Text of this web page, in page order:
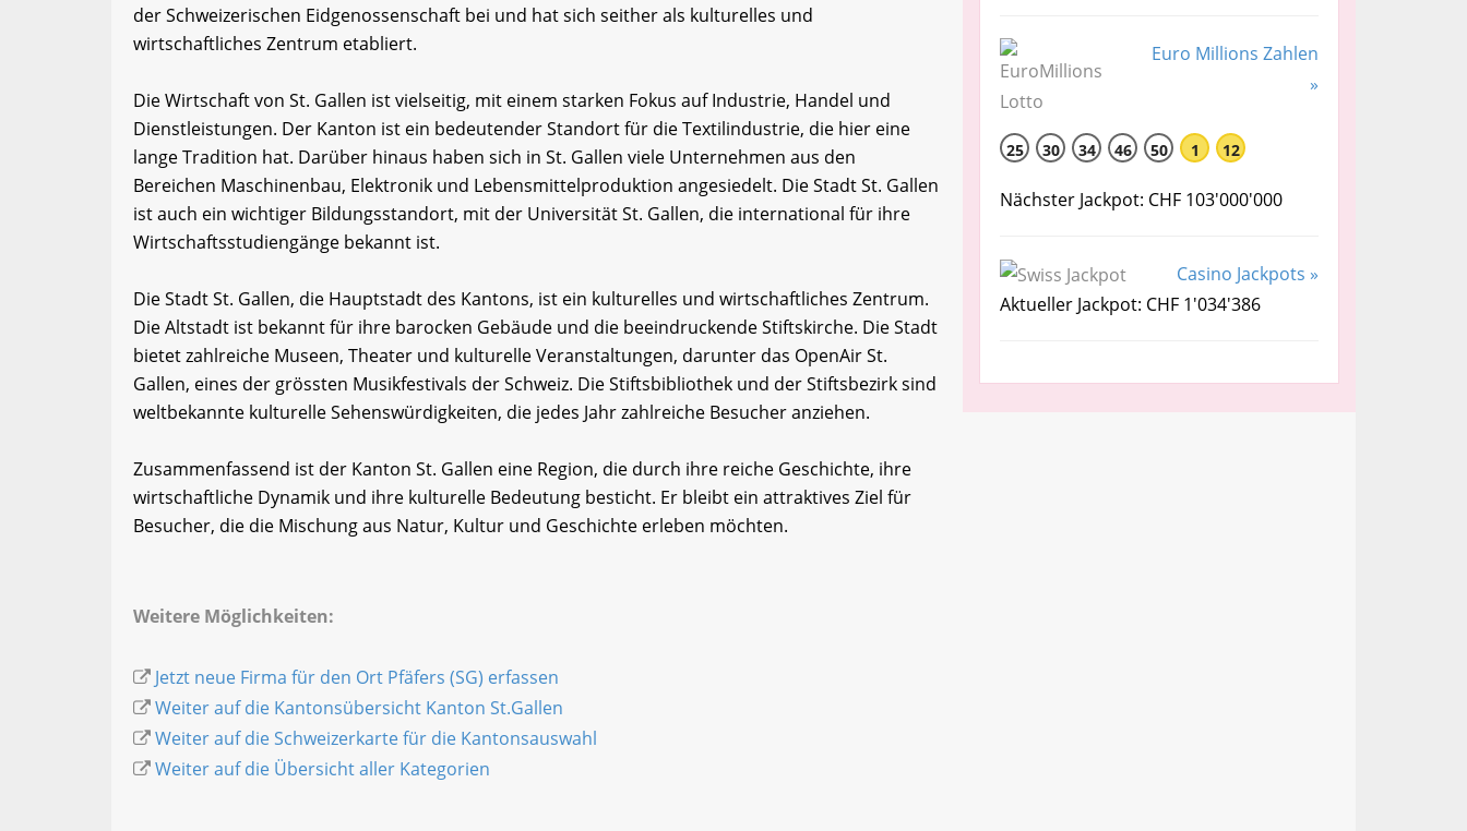
der Schweizerischen Eidgenossenschaft bei und hat sich seither als kulturelles und
wirtschaftliches Zentrum etabliert.
Die Wirtschaft von St. Gallen ist vielseitig, mit einem starken Fokus auf Industrie, Handel und
Dienstleistungen. Der Kanton ist ein bedeutender Standort für die Textilindustrie, die hier eine
lange Tradition hat. Darüber hinaus haben sich in St. Gallen viele Unternehmen aus den
Bereichen Maschinenbau, Elektronik und Lebensmittelproduktion angesiedelt. Die Stadt St. Gallen
ist auch ein wichtiger Bildungsstandort, mit der Universität St. Gallen, die international für ihre
Wirtschaftsstudiengänge bekannt ist.
Die Stadt St. Gallen, die Hauptstadt des Kantons, ist ein kulturelles und wirtschaftliches Zentrum.
Die Altstadt ist bekannt für ihre barocken Gebäude und die beeindruckende Stiftskirche. Die Stadt
bietet zahlreiche Museen, Theater und kulturelle Veranstaltungen, darunter das OpenAir St.
Gallen, eines der grössten Musikfestivals der Schweiz. Die Stiftsbibliothek und der Stiftsbezirk sind
weltbekannte kulturelle Sehenswürdigkeiten, die jedes Jahr zahlreiche Besucher anziehen.
Zusammenfassend ist der Kanton St. Gallen eine Region, die durch ihre reiche Geschichte, ihre
wirtschaftliche Dynamik und ihre kulturelle Bedeutung besticht. Er bleibt ein attraktives Ziel für
Besucher, die die Mischung aus Natur, Kultur und Geschichte erleben möchten.
Weitere Möglichkeiten:
Jetzt neue Firma für den Ort Pfäfers (SG) erfassen
Weiter auf die Kantonsübersicht Kanton St.Gallen
Weiter auf die Schweizerkarte für die Kantonsauswahl
Weiter auf die Übersicht aller Kategorien
Euro Millions Zahlen
»
25 30 34 46 50 1 12
Nächster Jackpot: CHF 103'000'000
Casino Jackpots »
Aktueller Jackpot: CHF 1'034'386